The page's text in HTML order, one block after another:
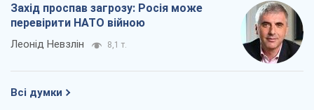
Захід проспав загрозу: Росія може
перевірити НАТО війною
Леонід Невзлін 8,1 т.
Всі думки